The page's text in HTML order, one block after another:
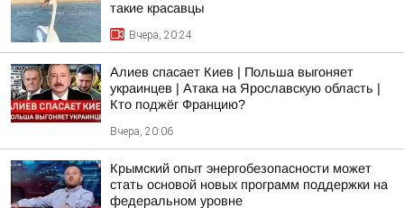
такие красавцы
Вчера, 20:24
Алиев спасает Киев | Польша выгоняет
украинцев | Атака на Ярославскую область |
Кто поджёг Францию?
Вчера, 20:06
Крымский опыт энергобезопасности может
стать основой новых программ поддержки на
федеральном уровне